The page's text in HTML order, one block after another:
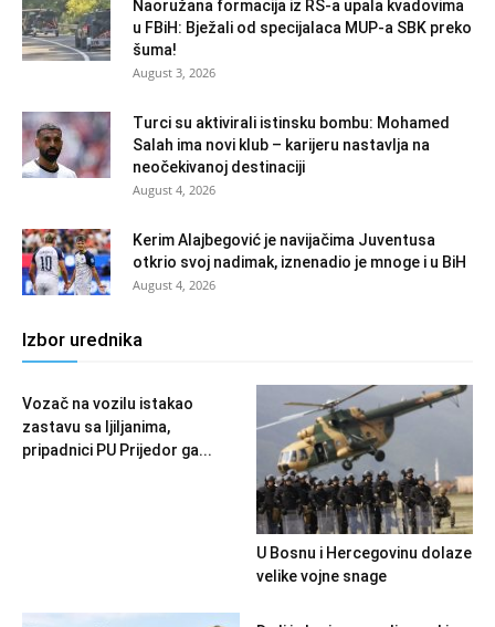
Naoružana formacija iz RS-a upala kvadovima
u FBiH: Bježali od specijalaca MUP-a SBK preko
šuma!
August 3, 2026
Turci su aktivirali istinsku bombu: Mohamed
Salah ima novi klub – karijeru nastavlja na
neočekivanoj destinaciji
August 4, 2026
Kerim Alajbegović je navijačima Juventusa
otkrio svoj nadimak, iznenadio je mnoge i u BiH
August 4, 2026
Izbor urednika
Vozač na vozilu istakao
zastavu sa ljiljanima,
pripadnici PU Prijedor ga...
U Bosnu i Hercegovinu dolaze
velike vojne snage